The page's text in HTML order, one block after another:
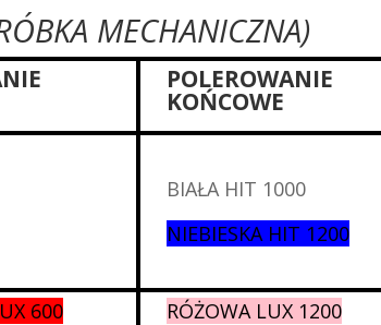
MECHANICZNA)
POLEROWANIE
KOŃCOWE
BIAŁA HIT 1000
NIEBIESKA HIT 1200
600
RÓŻOWA LUX 1200